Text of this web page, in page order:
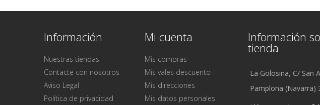
Información
Nuestras tiendas
Contacte con nosotros
Aviso Legal
Política de privacidad
Mi cuenta
Mis compras
Mis vales descuento
Mis direcciones
Mis datos personales
Información
tienda
La Golosina, C/ San
Pamplona (Navarra)